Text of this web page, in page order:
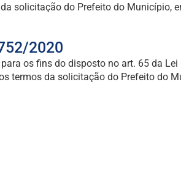
solicitação do Prefeito do Município,
2020
para os fins do disposto no art. 65 da
termos da solicitação do Prefeito do